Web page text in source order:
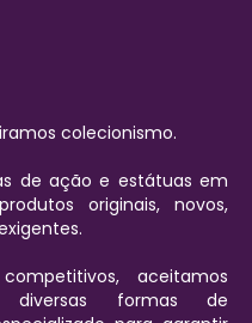
colecionismo.
de ação e estátuas em
originais, novos,
aceitamos
diversas formas de